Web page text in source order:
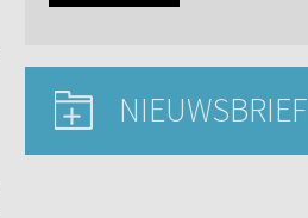
NIEUWSBRIEF